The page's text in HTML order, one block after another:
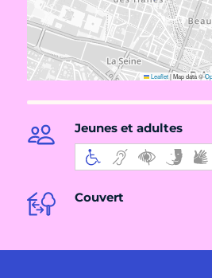
Leaflet|Map data ©
Jeunes et adultes
Couvert